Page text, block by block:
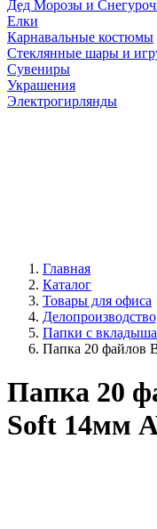
Дед Морозы и
Елки
Карнавальные костюмы
Стеклянные шары и
Сувениры
Украшения
Электрогирлянды
Главная
Каталог
Товары для офиса
Папки с
Папка 20 файлов
Папка 20
Soft 14мм